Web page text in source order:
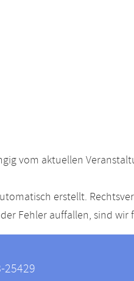
vom aktuellen
erstellt.
Fehler auffallen, sind wir
25429